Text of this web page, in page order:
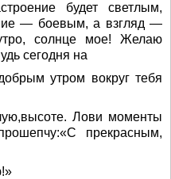
будет светлым,
— боевым, а взгляд —
солнце мое! Желаю
сегодня на
утром вокруг тебя
Лови моменты
прекрасным,